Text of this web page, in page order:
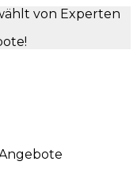
von Experten